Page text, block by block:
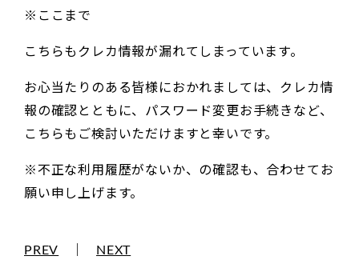
※ここまで
こちらもクレカ情報が漏れてしまっています。
お心当たりのある皆様におかれましては、クレカ情
報の確認とともに、パスワード変更お手続きなど、
こちらもご検討いただけますと幸いです。
※不正な利用履歴がないか、の確認も、合わせてお
願い申し上げます。
PREV NEXT